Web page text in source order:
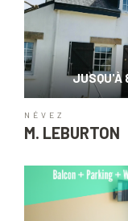
JUSQU'À
NÉVEZ
M. LEBURTON